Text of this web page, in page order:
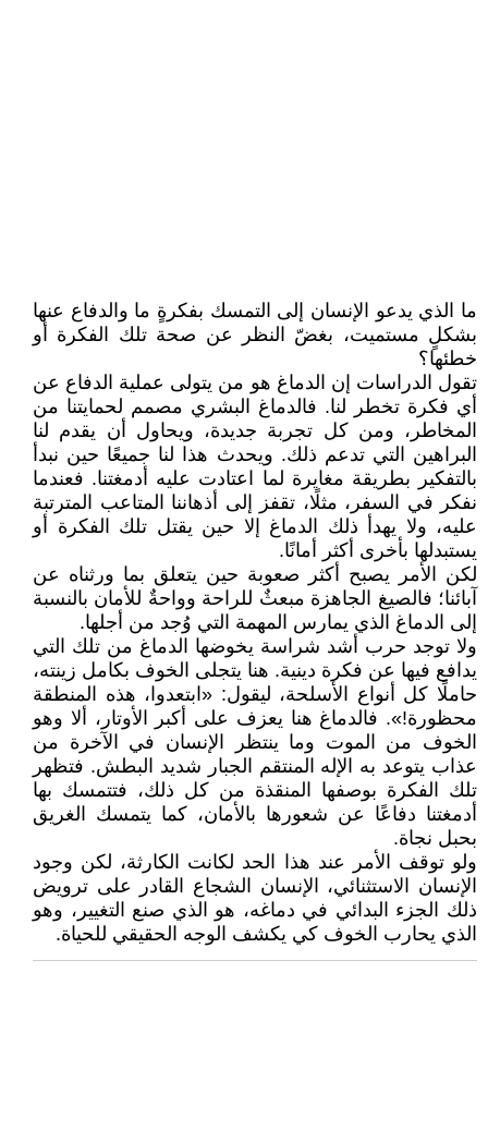
ما الذي يدعو الإنسان إلى التمسك بفكرةٍ ما والدفاع عنها
بشكلٍ مستميت، بغضّ النظر عن صحة تلك الفكرة أو
خطئها؟
تقول الدراسات إن الدماغ هو من يتولى عملية الدفاع عن
أي فكرة تخطر لنا. فالدماغ البشري مصمم لحمايتنا من
المخاطر، ومن كل تجربة جديدة، ويحاول أن يقدم لنا
البراهين التي تدعم ذلك. ويحدث هذا لنا جميعًا حين نبدأ
بالتفكير بطريقة مغايرة لما اعتادت عليه أدمغتنا. فعندما
نفكر في السفر، مثلًا، تقفز إلى أذهاننا المتاعب المترتبة
عليه، ولا يهدأ ذلك الدماغ إلا حين يقتل تلك الفكرة أو
يستبدلها بأخرى أكثر أمانًا.
لكن الأمر يصبح أكثر صعوبة حين يتعلق بما ورثناه عن
آبائنا؛ فالصيغ الجاهزة مبعثٌ للراحة وواحةٌ للأمان بالنسبة
إلى الدماغ الذي يمارس المهمة التي وُجد من أجلها.
ولا توجد حرب أشد شراسة يخوضها الدماغ من تلك التي
يدافع فيها عن فكرة دينية. هنا يتجلى الخوف بكامل زينته،
حاملًا كل أنواع الأسلحة، ليقول: «ابتعدوا، هذه المنطقة
محظورة!». فالدماغ هنا يعزف على أكبر الأوتار، ألا وهو
الخوف من الموت وما ينتظر الإنسان في الآخرة من
عذاب يتوعد به الإله المنتقم الجبار شديد البطش. فتظهر
تلك الفكرة بوصفها المنقذة من كل ذلك، فتتمسك بها
أدمغتنا دفاعًا عن شعورها بالأمان، كما يتمسك الغريق
بحبل نجاة.
ولو توقف الأمر عند هذا الحد لكانت الكارثة، لكن وجود
الإنسان الاستثنائي، الإنسان الشجاع القادر على ترويض
ذلك الجزء البدائي في دماغه، هو الذي صنع التغيير، وهو
الذي يحارب الخوف كي يكشف الوجه الحقيقي للحياة.